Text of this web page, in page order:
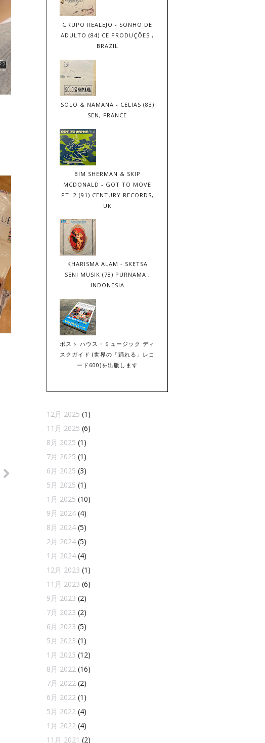
GRUPO REALEJO - SONHO DE
ADULTO (84) CE PRODUÇÕES ,
BRAZIL
SOLO & NAMANA - CELIAS (83)
SEN, FRANCE
BIM SHERMAN & SKIP
MCDONALD - GOT TO MOVE
PT. 2 (91) CENTURY RECORDS,
UK
KHARISMA ALAM - SKETSA
SENI MUSIK (78) PURNAMA ,
INDONESIA
ポスト ハウス・ミュージック ディ
スクガイド (世界の「踊れる」レコ
ード600)を出版します
12月 2025 (1)
11月 2025 (6)
8月 2025 (1)
7月 2025 (1)
6月 2025 (3)
5月 2025 (1)
1月 2025 (10)
9月 2024 (4)
8月 2024 (5)
2月 2024 (5)
1月 2024 (4)
12月 2023 (1)
11月 2023 (6)
9月 2023 (2)
7月 2023 (2)
6月 2023 (5)
5月 2023 (1)
1月 2023 (12)
8月 2022 (16)
7月 2022 (2)
6月 2022 (1)
5月 2022 (4)
1月 2022 (4)
11月 2021 (2)